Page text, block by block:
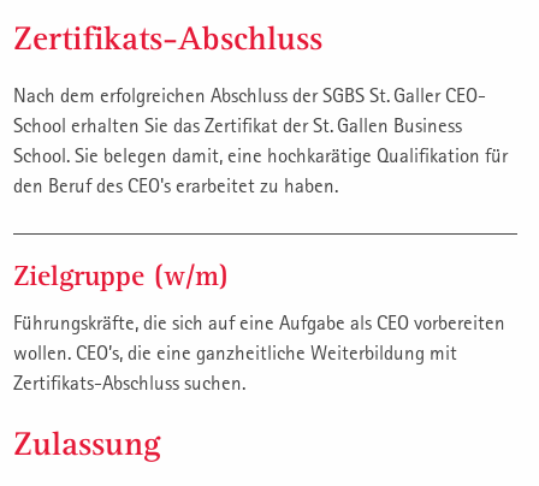
Zertifikats-Abschluss
Nach dem erfolgreichen Abschluss der SGBS St. Galler CEO-
School erhalten Sie das Zertifikat der St. Gallen Business
School. Sie belegen damit, eine hochkarätige Qualifikation für
den Beruf des CEO's erarbeitet zu haben.
Zielgruppe (w/m)
Führungskräfte, die sich auf eine Aufgabe als CEO vorbereiten
wollen. CEO’s, die eine ganzheitliche Weiterbildung mit
Zertifikats-Abschluss suchen.
Zulassung